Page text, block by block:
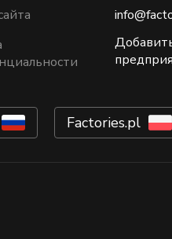
Factories.pl